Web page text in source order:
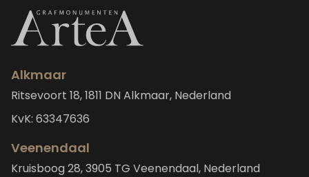
Alkmaar
Ritsevoort 18, 1811 DN Alkmaar, Nederland
KvK: 63347636
Veenendaal
Kruisboog 28, 3905 TG Veenendaal, Nederland